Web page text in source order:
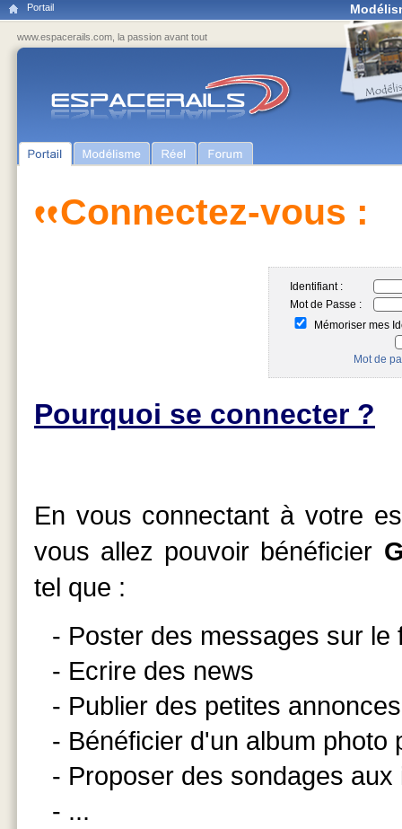
Portail
www.espacerails.com, la passion avant tout
Connectez-vous :
Identifiant :
Mot de Passe :
Mémoriser mes
Mot de
Pourquoi se connecter ?
En vous connectant à votre
vous allez pouvoir bénéficier
tel que :
- Poster des messages sur le
- Ecrire des news
- Publier des petites annonces
- Bénéficier d'un album
- Proposer des sondages aux
- ...